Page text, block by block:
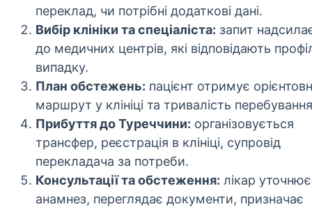
переклад, чи потрібні додаткові дані.
Вибір клініки та спеціаліста: запит
до медичних центрів, які відповідають
випадку.
План обстежень: пацієнт отримує
маршрут у клініці та тривалість
Прибуття до Туреччини: організовується
трансфер, реєстрація в клініці, супровід
перекладача за потреби.
Консультації та обстеження: лікар уточнює
анамнез, переглядає документи, призначає